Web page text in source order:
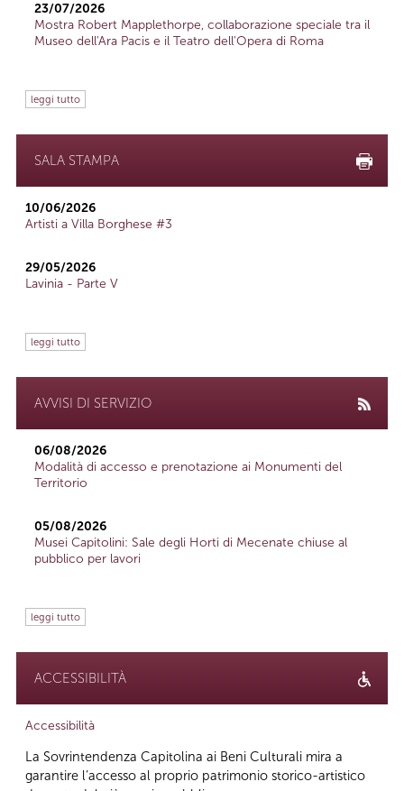
23/07/2026
Mostra Robert Mapplethorpe, collaborazione speciale tra il
Museo dell'Ara Pacis e il Teatro dell'Opera di Roma
leggi tutto
SALA STAMPA
10/06/2026
Artisti a Villa Borghese #3
29/05/2026
Lavinia - Parte V
leggi tutto
AVVISI DI SERVIZIO
06/08/2026
Modalità di accesso e prenotazione ai Monumenti del
Territorio
05/08/2026
Musei Capitolini: Sale degli Horti di Mecenate chiuse al
pubblico per lavori
leggi tutto
ACCESSIBILITÀ
Accessibilità
La Sovrintendenza Capitolina ai Beni Culturali mira a
garantire l’accesso al proprio patrimonio storico-artistico